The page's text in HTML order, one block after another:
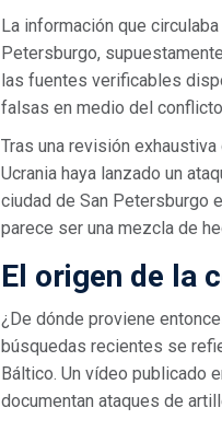
La información que
Petersburgo,
las fuentes verificables
falsas en medio del
Tras una revisión
Ucrania haya lanzado un
ciudad de San Petersburgo
parece ser una mezcla de
El origen de la
¿De dónde proviene
búsquedas recientes se
Báltico. Un vídeo publicado
documentan ataques de